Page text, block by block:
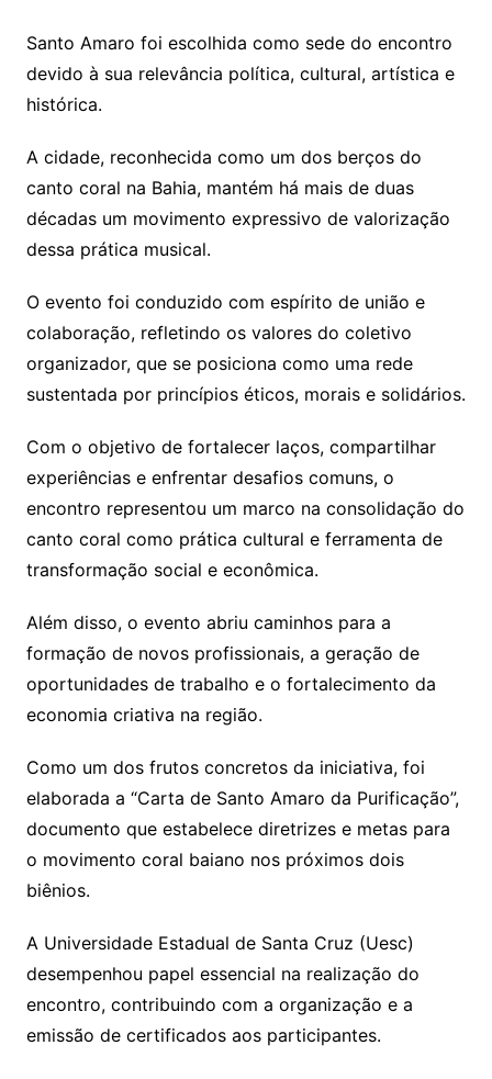
Santo Amaro foi escolhida como sede do encontro
devido à sua relevância política, cultural, artística e
histórica.
A cidade, reconhecida como um dos berços do
canto coral na Bahia, mantém há mais de duas
décadas um movimento expressivo de valorização
dessa prática musical.
O evento foi conduzido com espírito de união e
colaboração, refletindo os valores do coletivo
organizador, que se posiciona como uma rede
sustentada por princípios éticos, morais e solidários.
Com o objetivo de fortalecer laços, compartilhar
experiências e enfrentar desafios comuns, o
encontro representou um marco na consolidação do
canto coral como prática cultural e ferramenta de
transformação social e econômica.
Além disso, o evento abriu caminhos para a
formação de novos profissionais, a geração de
oportunidades de trabalho e o fortalecimento da
economia criativa na região.
Como um dos frutos concretos da iniciativa, foi
elaborada a “Carta de Santo Amaro da Purificação”,
documento que estabelece diretrizes e metas para
o movimento coral baiano nos próximos dois
biênios.
A Universidade Estadual de Santa Cruz (Uesc)
desempenhou papel essencial na realização do
encontro, contribuindo com a organização e a
emissão de certificados aos participantes.